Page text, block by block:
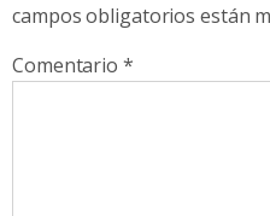
campos obligatorios están
Comentario *